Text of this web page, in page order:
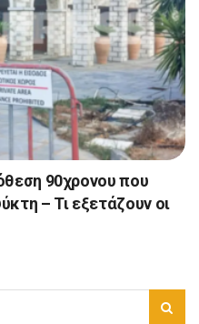
90χρονου που
– Τι εξετάζουν οι